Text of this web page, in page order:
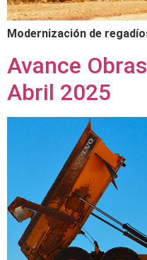
Modernización de
Avance
Abril 2025